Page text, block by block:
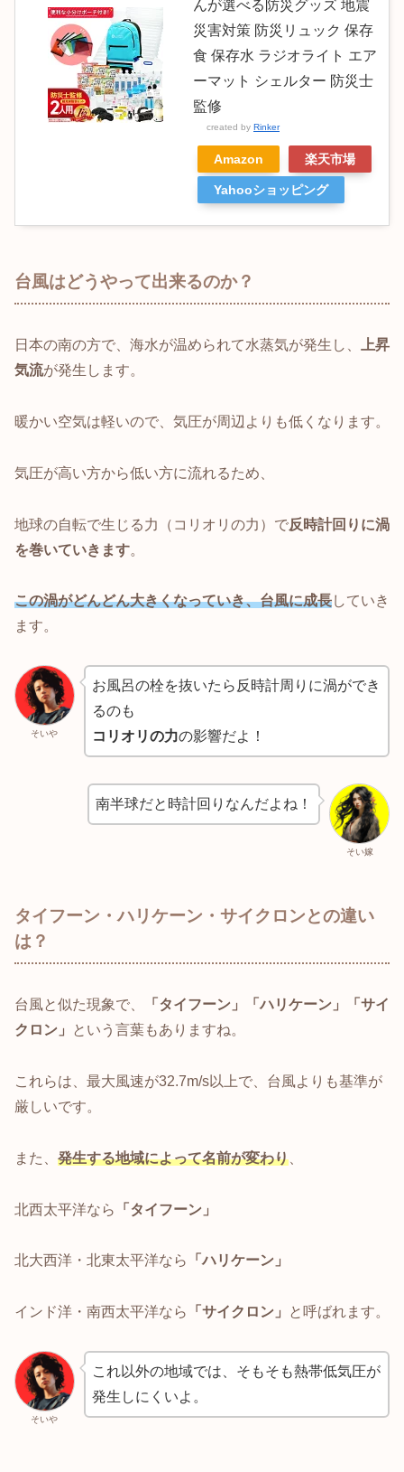
んが選べる防災グッズ 地震
災害対策 防災リュック 保存
食 保存水 ラジオライト エア
ーマット シェルター 防災士
監修
created by Rinker
Amazon 楽天市場
Yahooショッピング
台風はどうやって出来るのか？
日本の南の方で、海水が温められて水蒸気が発生し、
上昇
気流が発生します。
暖かい空気は軽いので、気圧が周辺よりも低くなります。
気圧が高い方から低い方に流れるため、
地球の自転で生じる力（コリオリの力）で反時計回りに渦
を巻いていきます。
この渦がどんどん大きくなっていき、台風に成長していき
ます。
そいや
お風呂の栓を抜いたら反時計周りに渦ができ
るのも
コリオリの力の影響だよ！
そい嫁
南半球だと時計回りなんだよね！
タイフーン・ハリケーン・サイクロンとの違い
は？
台風と似た現象で、
「タイフーン」「ハリケーン」「サイ
クロン」
という言葉もありますね。
これらは、最大風速が32.7m/s以上で、台風よりも基準が
厳しいです。
また、 発生する地域によって名前が変わり
北西太平洋なら 「タイフーン」
北大西洋・北東太平洋なら 「ハリケーン」
インド洋・南西太平洋なら 「サイクロン」 と呼ばれます。
そいや
これ以外の地域では、そもそも熱帯低気圧が
発生しにくいよ。